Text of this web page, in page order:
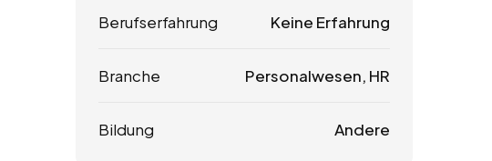
Berufserfahrung Keine Erfahrung
Branche Personalwesen, HR
Bildung Andere